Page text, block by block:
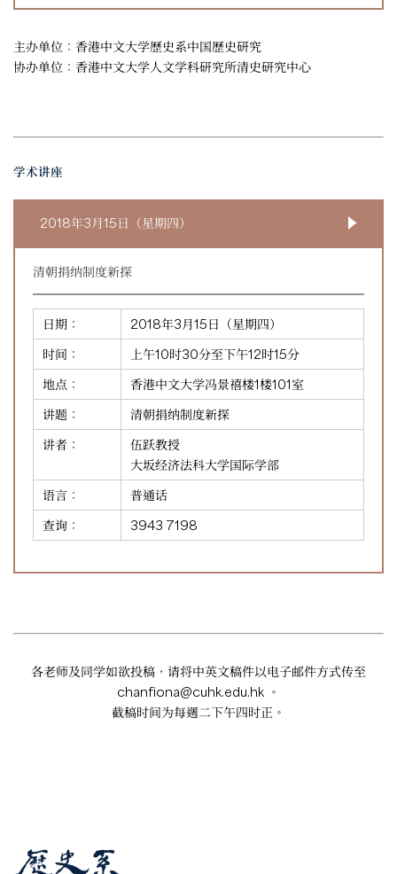
主办单位：香港中文大学歷史系中国歷史研究
协办单位：香港中文大学人文学科研究所清史研究中心
学术讲座
2018年3月15日（星期四）
清朝捐纳制度新探
日期：
2018年3月15日（星期四）
时间：
上午10时30分至下午12时15分
地点：
香港中文大学冯景禧楼1楼101室
讲题：
清朝捐纳制度新探
讲者：
伍跃教授
大坂经济法科大学国际学部
语言：
普通话
查询：
3943 7198
各老师及同学如欲投稿，请将中英文稿件以电子邮件方式传至
chanfiona@cuhk.edu.hk 。
截稿时间为每週二下午四时正。